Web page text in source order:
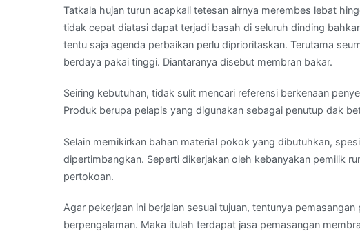
Whats
App
Kami
:
12
90
05
00
Tatkala hujan turun acapkali tetesan airnya merembes lebat
tidak cepat diatasi dapat terjadi basah di seluruh dinding
tentu saja agenda perbaikan perlu diprioritaskan. Terutama
berdaya pakai tinggi. Diantaranya disebut membran bakar.
Seiring kebutuhan, tidak sulit mencari referensi berkenaan
Produk berupa pelapis yang digunakan sebagai penutup dak
Selain memikirkan bahan material pokok yang dibutuhkan,
dipertimbangkan. Seperti dikerjakan oleh kebanyakan pemilik
pertokoan.
Agar pekerjaan ini berjalan sesuai tujuan, tentunya
berpengalaman. Maka itulah terdapat jasa pemasangan